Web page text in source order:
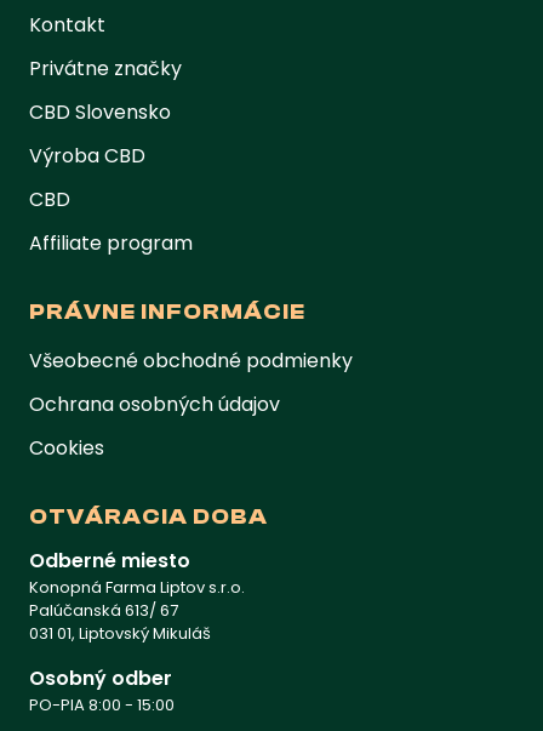
Kontakt
Privátne značky
CBD Slovensko
Výroba CBD
CBD
Affiliate program
PRÁVNE INFORMÁCIE
Všeobecné obchodné podmienky
Ochrana osobných údajov
Cookies
OTVÁRACIA DOBA
Odberné miesto
Konopná Farma Liptov s.r.o.
Palúčanská 613/ 67
031 01, Liptovský Mikuláš
Osobný odber
PO-PIA 8:00 - 15:00